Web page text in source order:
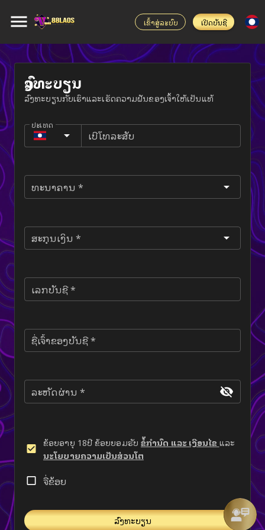
ເຂົ້າສູ່ລະບົບ ເປີດບັນຊີ
ລົງທະບຽນ
ລົງທະບຽນກັບເຮົາແລະເຮັດຄວາມຝັນຂອງເຈົ້າໃຫ້ເປັນແທ້
ປະເທດ
Laos (ລາວ) ເບີ​ໂທລະ​ສັບ
ທະນາຄານ *
ສະກຸນເງິນ *
ເລກບັນຊີ *
ຊື່ເຈົ້າຂອງບັນຊີ *
ລະຫັດຜ່ານ *
ຂ້ອຍອາຍຸ 18ປີ ຂ້ອຍຍອມຮັບ ຂໍ້ກຳນົດ ແລະ ເງືອນໄຂ ແລະ
ນະໂຍບາຍຄວາມເປັນສ່ວນໂຕ
ຈື່ຂ້ອຍ
ລົງທະບຽນ